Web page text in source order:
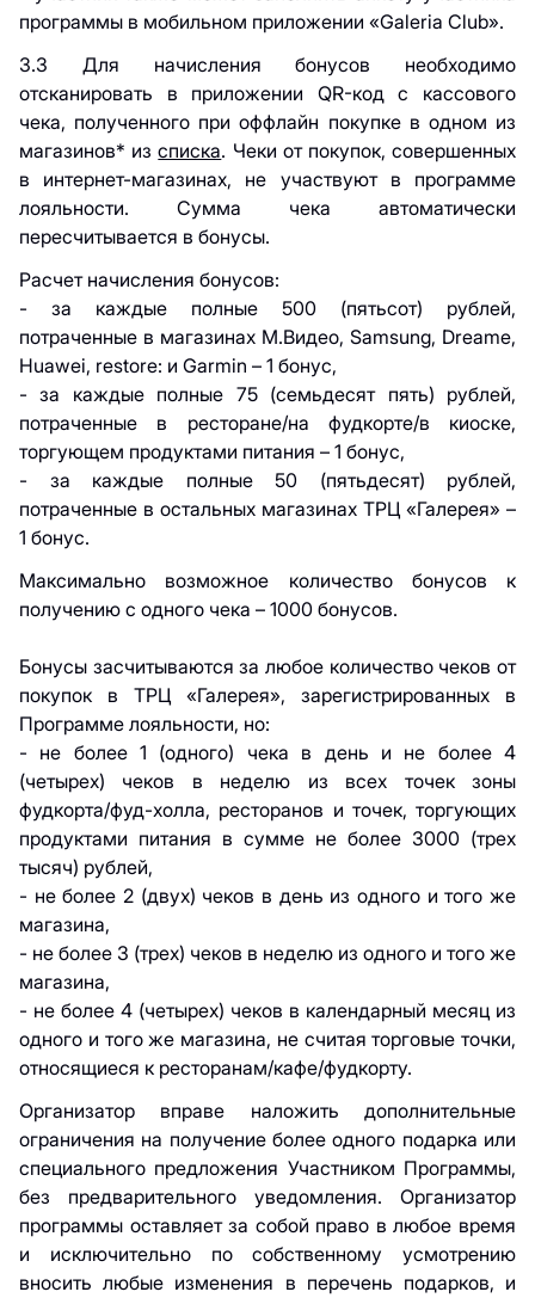
программы в мобильном приложении «Galeria Club».
3.3 Для начисления бонусов необходимо
отсканировать в приложении QR-код c кассового
чека, полученного при оффлайн покупке в одном из
магазинов* изсписка. Чеки от покупок, совершенных
в интернет-магазинах, не участвуют в программе
лояльности. Сумма чека автоматически
пересчитывается в бонусы.
Расчет начисления бонусов:
- за каждые полные 500 (пятьсот) рублей,
потраченные в магазинах М.Видео, Samsung, Dreame,
Huawei, restore: и Garmin – 1 бонус,
- за каждые полные 75 (семьдесят пять) рублей,
потраченные в ресторане/на фудкорте/в киоске,
торгующем продуктами питания – 1 бонус,
- за каждые полные 50 (пятьдесят) рублей,
потраченные в остальных магазинах ТРЦ «Галерея» –
1 бонус.
Максимально возможное количество бонусов к
получению с одного чека – 1000 бонусов.
Бонусы засчитываются за любое количество чеков от
покупок в ТРЦ «Галерея», зарегистрированных в
Программе лояльности, но:
- не более 1 (одного) чека в день и не более 4
(четырех) чеков в неделю из всех точек зоны
фудкорта/фуд-холла, ресторанов и точек, торгующих
продуктами питания в сумме не более 3000 (трех
тысяч) рублей,
- не более 2 (двух) чеков в день из одного и того же
магазина,
- не более 3 (трех) чеков в неделю из одного и того же
магазина,
- не более 4 (четырех) чеков в календарный месяц из
одного и того же магазина, не считая торговые точки,
относящиеся к ресторанам/кафе/фудкорту.
Организатор вправе наложить дополнительные
ограничения на получение более одного подарка или
специального предложения Участником Программы,
без предварительного уведомления. Организатор
программы оставляет за собой право в любое время
и исключительно по собственному усмотрению
вносить любые изменения в перечень подарков, и